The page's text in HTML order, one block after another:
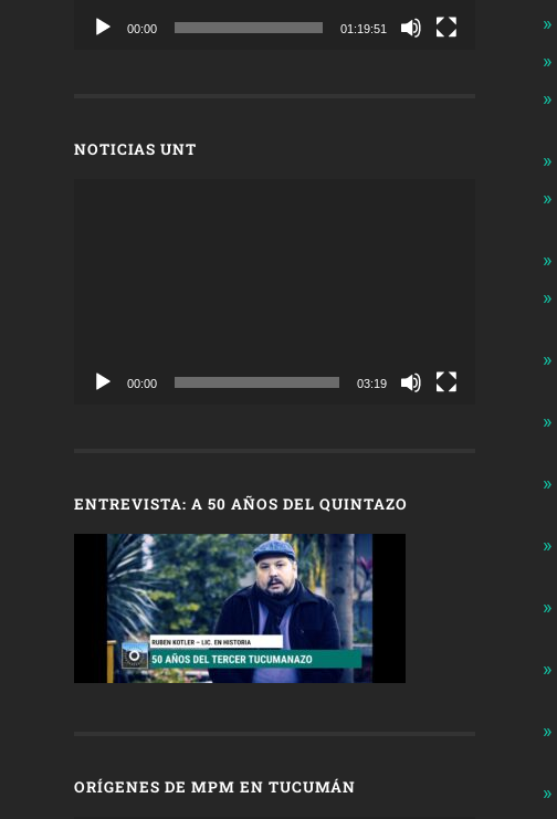
00:00 01:19:51
NOTICIAS UNT
00:00 03:19
ENTREVISTA: A 50 AÑOS DEL QUINTAZO
ORÍGENES DE MPM EN TUCUMÁN